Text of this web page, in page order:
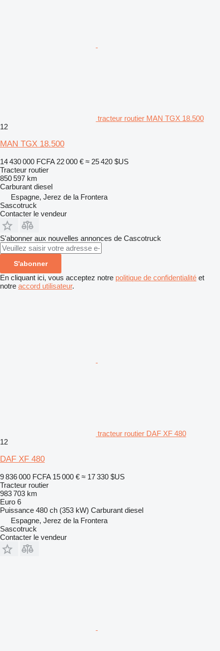
tracteur routier MAN TGX 18.500
12
MAN TGX 18.500
14 430 000 FCFA 22 000 € ≈ 25 420 $US
Tracteur routier
850 597 km
Carburant diesel
Espagne, Jerez de la Frontera
Sascotruck
Contacter le vendeur
S'abonner aux nouvelles annonces de Сascotruck
S'abonner
En cliquant ici, vous acceptez notre politique de confidentialité et
notre accord utilisateur.
tracteur routier DAF XF 480
12
DAF XF 480
9 836 000 FCFA 15 000 € ≈ 17 330 $US
Tracteur routier
983 703 km
Euro 6
Puissance 480 ch (353 kW) Carburant diesel
Espagne, Jerez de la Frontera
Sascotruck
Contacter le vendeur